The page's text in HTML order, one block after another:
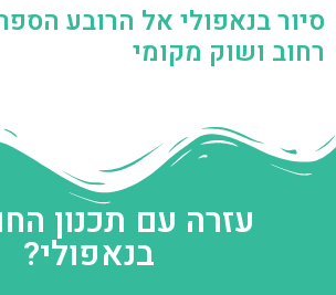
סיור בנאפולי אל הרובע
רחוב ושוק מקומי
עזרה עם תכנון
בנאפולי?